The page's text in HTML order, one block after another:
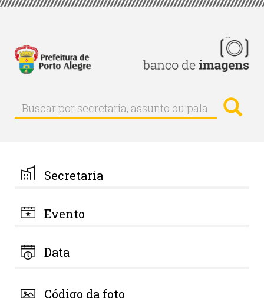
Pular
principal
Buscar
Buscar
por
palavra-
chave
Secretaria
Evento
Data
Código da foto